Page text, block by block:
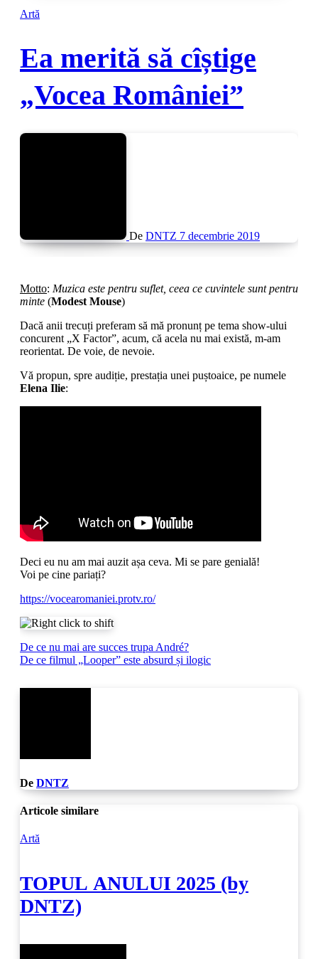
Artă
Ea merită să cîștige
„Vocea României”
De DNTZ 7 decembrie 2019
Motto: Muzica este pentru suflet, ceea ce cuvintele sunt pentru
minte (Modest Mouse)
Dacă anii trecuți preferam să mă pronunț pe tema show-ului
concurent „X Factor”, acum, că acela nu mai există, m-am
reorientat. De voie, de nevoie.
Vă propun, spre audiție, prestația unei puștoaice, pe numele
Elena Ilie:
Deci eu nu am mai auzit așa ceva. Mi se pare genială!
Voi pe cine pariați?
https://vocearomaniei.protv.ro/
Navigare
în
articole
De ce nu mai are succes trupa André?
De ce filmul „Looper” este absurd și ilogic
De DNTZ
Articole similare
Artă
TOPUL ANULUI 2025 (by
DNTZ)